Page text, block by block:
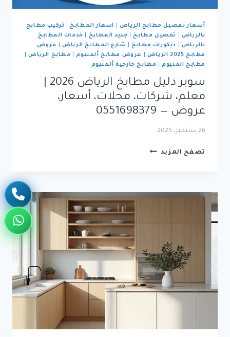
أسعار تفصيل مطابخ الرياض اسعار المطابخ| تركيب مطابخ
بالرياض
تفصيل مطابخ| جديد المطابخ
خدمات المطابخ
بالرياض
ديكورات مطابخ| شارع المطابخ الرياض|
عروض
مطابخ 2025 الرياض
عروض مطابخ ألمنيوم| مطابخ الرياض|
مطابخ المنيوم| مطابخ خارجية ألمنيوم
معلم، شركات، محلات، أسعار،
عروض — 0551698379
26 سبتمبر، 2025
تصفح المزيد سوبر
2026
شركات،
أسعار،
عروض
—
0551698379